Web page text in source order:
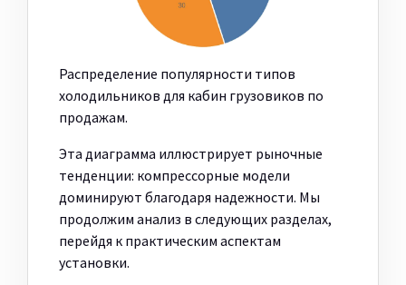
Распределение популярности типов
холодильников для кабин грузовиков по
продажам.
Эта диаграмма иллюстрирует рыночные
тенденции: компрессорные модели
доминируют благодаря надежности. Мы
продолжим анализ в следующих разделах,
перейдя к практическим аспектам
установки.